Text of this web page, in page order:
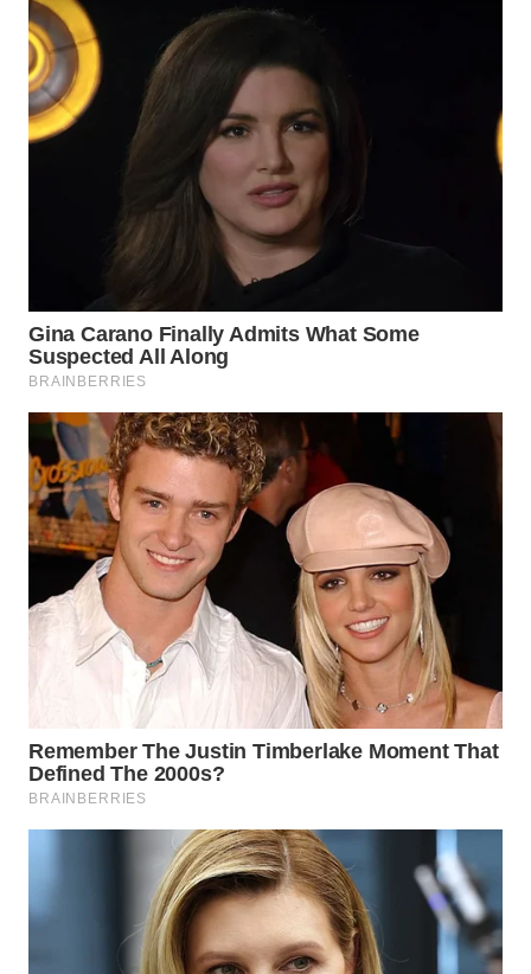
WN
SUBANG
WN
SUKABUMI
TIMUR
WN
WN
SOLO
WN
BOROBUDUR
WN
MADURA
WN
SURABAYA